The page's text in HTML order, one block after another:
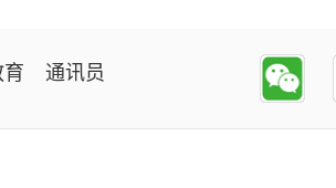
育 通讯员